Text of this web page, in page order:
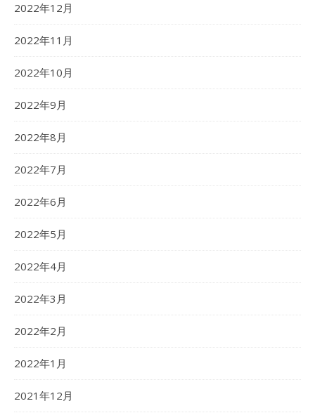
2022年12月
2022年11月
2022年10月
2022年9月
2022年8月
2022年7月
2022年6月
2022年5月
2022年4月
2022年3月
2022年2月
2022年1月
2021年12月